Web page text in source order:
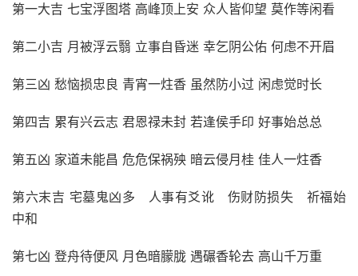
第一大吉 七宝浮图塔 高峰顶上安 众人皆仰望 莫作等闲看
第二小吉 月被浮云翳 立事自昏迷 幸乞阴公佑 何虑不开眉
第三凶 愁恼损忠良 青宵一炷香 虽然防小过 闲虑觉时长
第四吉 累有兴云志 君恩禄未封 若逢侯手印 好事始总总
第五凶 家道未能昌 危危保祸殃 暗云侵月桂 佳人一炷香
第六末吉 宅墓鬼凶多 人事有爻讹 伤财防损失 祈福始
中和
第七凶 登舟待便风 月色暗朦胧 遇碾香轮去 高山千万重